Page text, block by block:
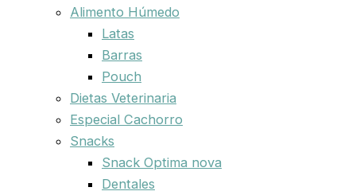
Alimento Húmedo
Latas
Barras
Pouch
Dietas Veterinaria
Especial Cachorro
Snacks
Snack Optima nova
Dentales